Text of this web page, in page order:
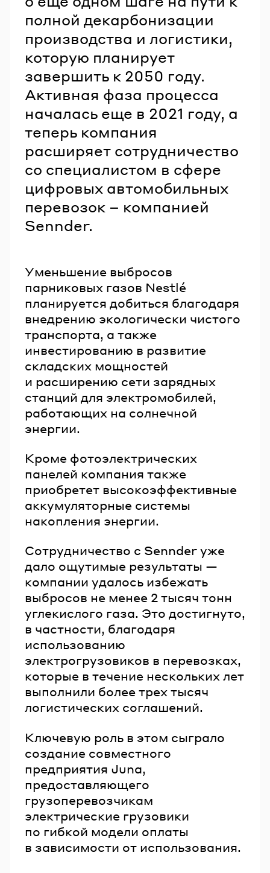
полной декарбонизации
производства и логистики,
которую планирует
завершить к 2050 году.
Активная фаза процесса
началась еще в 2021 году, а
теперь компания
расширяет сотрудничество
со специалистом в сфере
цифровых автомобильных
перевозок – компанией
Sennder.
Уменьшение выбросов
парниковых газов Nestlé
планируется добиться благодаря
внедрению экологически чистого
транспорта, а также
инвестированию в развитие
складских мощностей
и расширению сети зарядных
станций для электромобилей,
работающих на солнечной
энергии.
Кроме фотоэлектрических
панелей компания также
приобретет высокоэффективные
аккумуляторные системы
накопления энергии.
Сотрудничество с Sennder уже
дало ощутимые результаты —
компании удалось избежать
выбросов не менее 2 тысяч тонн
углекислого газа. Это достигнуто,
в частности, благодаря
использованию
электрогрузовиков в перевозках,
которые в течение нескольких лет
выполнили более трех тысяч
логистических соглашений.
Ключевую роль в этом сыграло
создание совместного
предприятия Juna,
предоставляющего
грузоперевозчикам
электрические грузовики
по гибкой модели оплаты
в зависимости от использования.